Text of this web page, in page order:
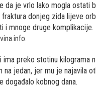
da je vrlo lako mogla ostati
donjeg zida lijeve
i mnoge druge
.
preko stotinu kilograma
jedan, jer mu je najavila
događalo kobnog dana.